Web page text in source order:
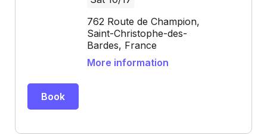
762 Route de Champion,
Saint-Christophe-des-
Bardes, France
More information
Book